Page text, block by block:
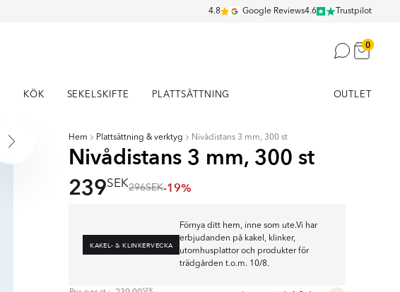
4.8 Google Reviews4.6 Trustpilot
0
KÖK SEKELSKIFTE PLATTSÄTTNING OUTLET
Hem Plattsättning & verktyg Nivådistans 3 mm, 300 st
Nivådistans 3 mm, 300 st
239SEK296SEK-19%
KAKEL- & KLINKERVECKA
Förnya ditt hem, inne som ute.Vi har
erbjudanden på kakel, klinker,
utomhusplattor och produkter för
trädgården t.o.m. 10/8.